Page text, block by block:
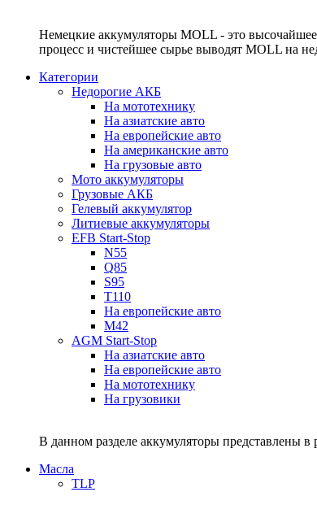
Немецкие аккумуляторы MOLL - это высочайшее
процесс и чистейшее сырье выводят MOLL на
Категории
Недорогие АКБ
На мототехнику
На азиатские авто
На европейские авто
На американские авто
На грузовые авто
Мото аккумуляторы
Грузовые АКБ
Гелевый аккумулятор
Литиевые аккумуляторы
EFB Start-Stop
N55
Q85
S95
T110
На европейские авто
M42
AGM Start-Stop
На азиатские авто
На европейские авто
На мототехнику
На грузовики
В данном разделе аккумуляторы представлены в
Масла
TLP